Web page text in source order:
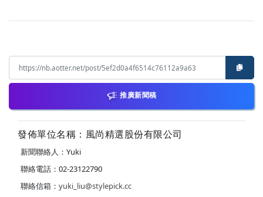
推廣新聞稿
發佈單位名稱：風尚精選股份有限公司
新聞聯絡人：Yuki
聯絡電話：02-23122790
聯絡信箱： yuki_liu@stylepick.cc